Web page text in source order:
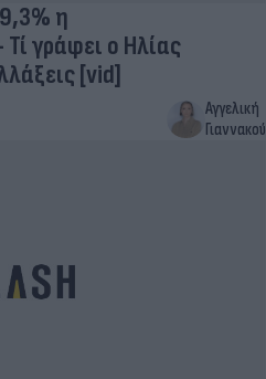
η
γράφει ο Ηλίας
[vid]
Αγγελική
Γιαννακού